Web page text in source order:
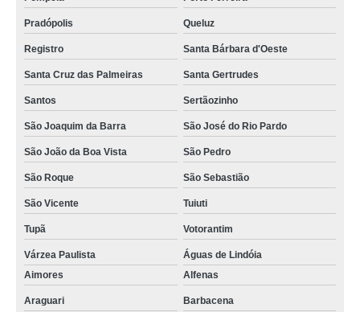
Pradópolis Queluz
Registro Santa Bárbara d'Oeste
Santa Cruz das Palmeiras Santa Gertrudes
Santos Sertãozinho
São Joaquim da Barra São José do Rio Pardo
São João da Boa Vista São Pedro
São Roque São Sebastião
São Vicente Tuiuti
Tupã Votorantim
Várzea Paulista
Águas de Lindóia
Aimores
Alfenas
Araguari Barbacena